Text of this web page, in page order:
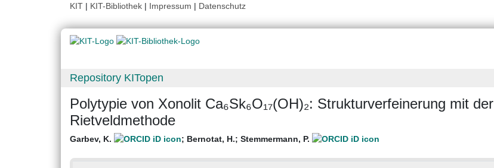
KIT | KIT-Bibliothek | Impressum | Datenschutz
Repository KITopen
Polytypie von Xonolit Ca₆Sk₆O₁₇(OH)₂: Strukturverfeinerung mit der
Rietveldmethode
Garbev, K. ; Bernotat, H.; Stemmermann, P.